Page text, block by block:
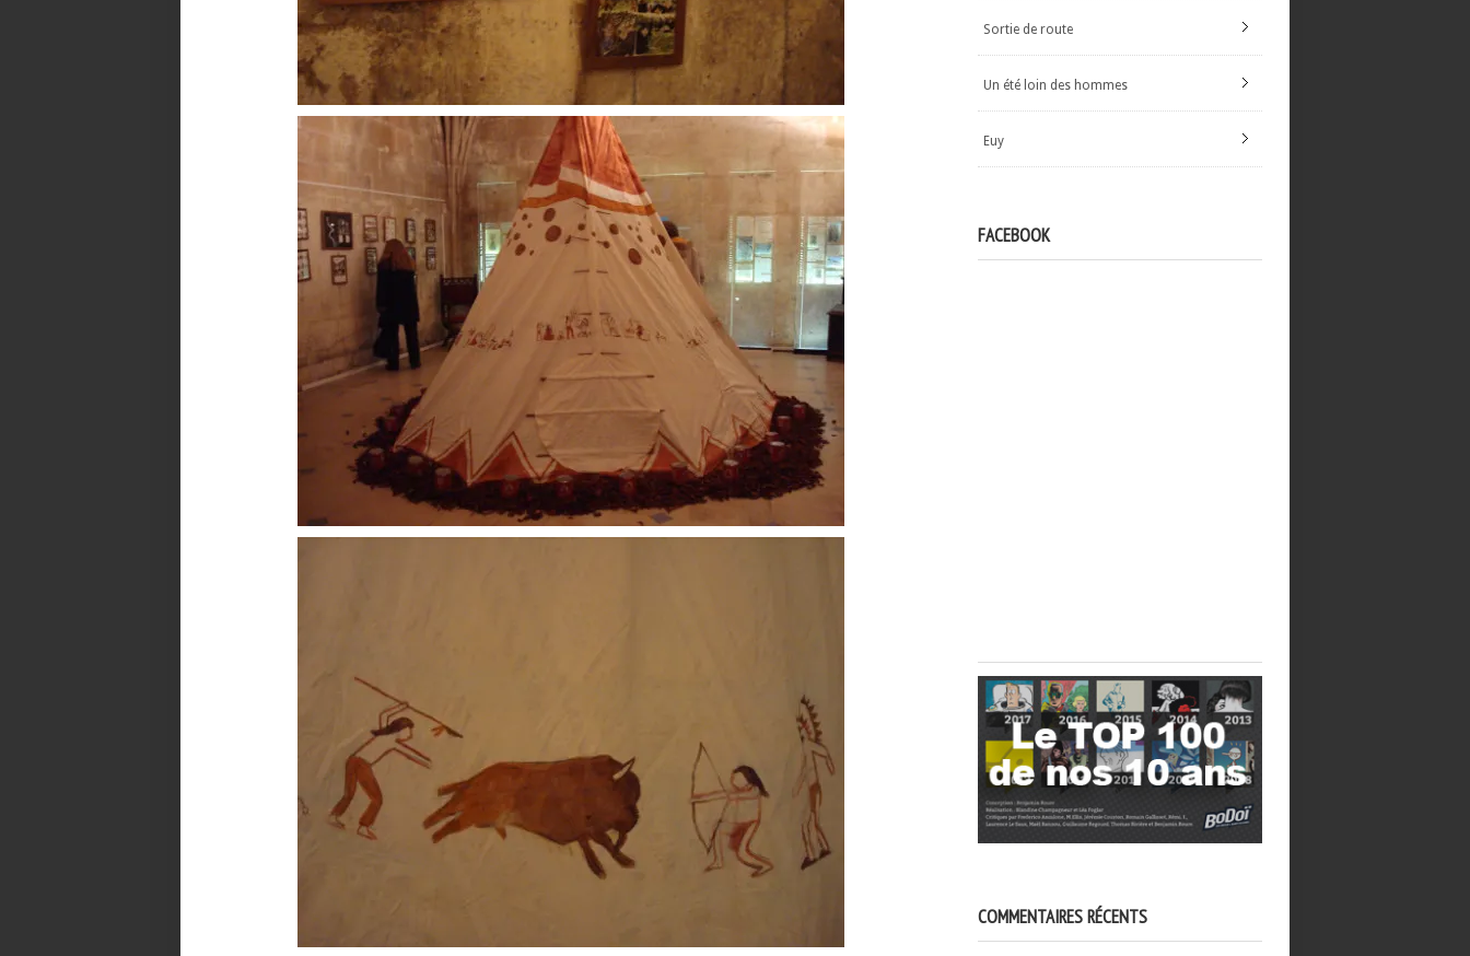
Sortie de route
Un été loin des hommes
Euy
FACEBOOK
COMMENTAIRES RÉCENTS